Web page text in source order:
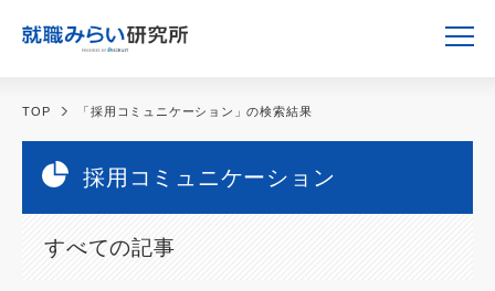
TOP 「採用コミュニケーション」の検索結果
採用コミュニケーション
すべての記事